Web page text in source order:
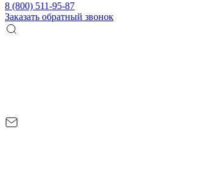
8 (800) 511-95-87
Заказать обратный звонок